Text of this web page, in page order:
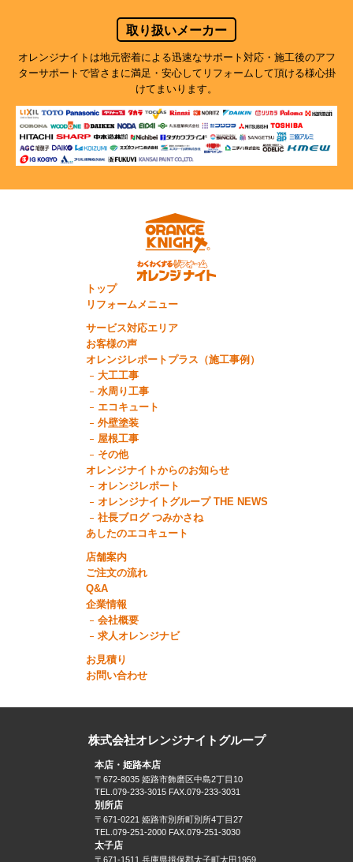
取り扱いメーカー
オレンジナイトは地元密着による迅速なサポート対応・施工後のアフ
ターサポートで皆さまに満足・安心してリフォームして頂ける様心掛
けてまいります。
トップ
リフォームメニュー
サービス対応エリア
お客様の声
オレンジレポートプラス（施工事例）
大工工事
水周り工事
エコキュート
外壁塗装
屋根工事
その他
オレンジナイトからのお知らせ
オレンジレポート
オレンジナイトグループ THE NEWS
社長ブログ つみかさね
あしたのエコキュート
店舗案内
ご注文の流れ
Q&A
企業情報
会社概要
求人オレンジナビ
お見積り
お問い合わせ
株式会社オレンジナイトグループ
本店・姫路本店
〒672-8035 姫路市飾磨区中島2丁目10
TEL.079-233-3015 FAX.079-233-3031
別所店
〒671-0221 姫路市別所町別所4丁目27
TEL.079-251-2000 FAX.079-251-3030
太子店
〒671-1511 兵庫県揖保郡太子町太田1959